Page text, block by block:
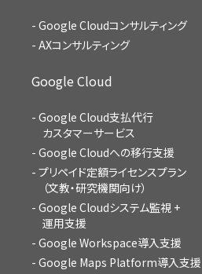
Google Cloudコンサルティング
AXコンサルティング
Google Cloud
Google Cloud支払代行
カスタマーサービス
Google Cloudへの移行支援
プリペイド定額ライセンスプラン
（文教・研究機関向け）
Google Cloudシステム監視 +
運用支援
Google Workspace導入支援
Google Maps Platform導入支援